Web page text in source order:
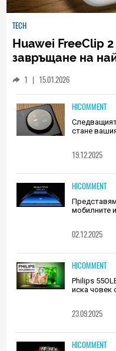
TECH
Huawei FreeClip
завръщане на
1 | 15.01.2026
HICOMMENT
стане
19.12.2025
HICOMMENT
мобилните
02.12.2025
HICOMMENT
Philips
иска човек
23.09.2025
HICOMMENT